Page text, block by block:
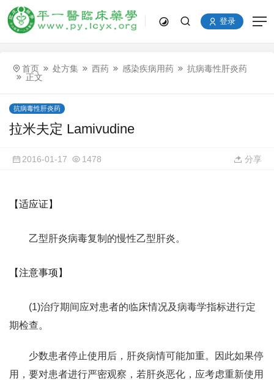
登录
首页 处方集 西药 感染疾病用药
抗病毒性肝炎药
正文
抗病毒性肝炎药
拉米夫定 Lamivudine
2016-01-17 1478 分享
【适应证】
乙型肝炎病毒复制的慢性乙型肝炎。
【注意事项】
(1)治疗期间应对患者的临床情况及病毒学指标进行定
期检查。
少数患者停止使用后，肝炎病情可能加重。因此如果停
用，要对患者进行严密观察，若肝炎恶化，应考虑重新使用